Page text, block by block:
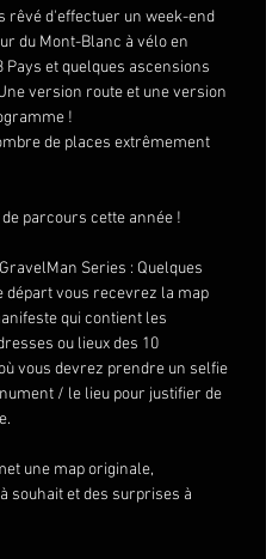
rêvé d'effectuer un week-end
du Mont-Blanc à vélo en
Pays et quelques ascensions
version route et une version
!
de places extrêmement
parcours cette année !
Series : Quelques
départ vous recevrez la map
qui contient les
ou lieux des 10
vous devrez prendre un selfie
/ le lieu pour justifier de
une map originale,
souhait et des surprises à